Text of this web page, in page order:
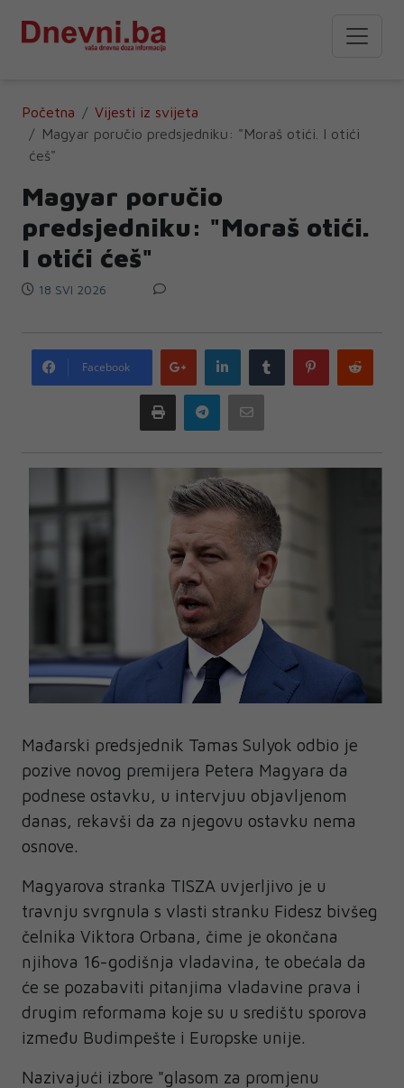
Početna
Vijesti iz svijeta
Magyar poručio predsjedniku: "Moraš otići. I otići
ćeš"
Magyar poručio
predsjedniku: "Moraš otići.
I otići ćeš"
18 SVI 2026
Facebook
Google
plus
LinkedIn Tumblr Pinterest
Print Telegram
Mađarski predsjednik Tamas Sulyok odbio je
pozive novog premijera Petera Magyara da
podnese ostavku, u intervjuu objavljenom
danas, rekavši da za njegovu ostavku nema
osnove.
Magyarova stranka TISZA uvjerljivo je u
travnju svrgnula s vlasti stranku Fidesz bivšeg
čelnika Viktora Orbana, čime je okončana
njihova 16-godišnja vladavina, te obećala da
će se pozabaviti pitanjima vladavine prava i
drugim reformama koje su u središtu sporova
između Budimpešte i Europske unije.
Nazivajući izbore "glasom za promjenu